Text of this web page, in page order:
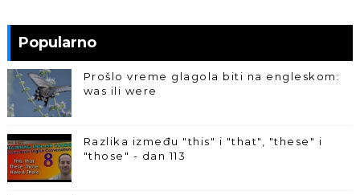
Popularno
Prošlo vreme glagola biti na engleskom:
was ili were
Razlika između "this" i "that", "these" i
"those" - dan 113